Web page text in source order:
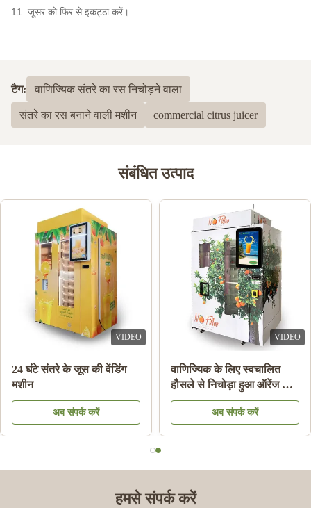
11. जूसर को फिर से इकट्ठा करें।
टैग: वाणिज्यिक संतरे का रस निचोड़ने वाला
संतरे का रस बनाने वाली मशीन commercial citrus juicer
संबंधित उत्पाद
VIDEO
डबल टैंक आइस स्लश मशीन
फ्रोजन ड्रिंक बेवरेज मिल्क
फ्रूट कॉकटेल
अब संपर्क करें
VIDEO
नोट भुगतान ऑरेंज जूस वेंडिंग
मशीन कूलिंग सिस्टम के साथ
अब संपर्क करें
हमसे संपर्क करें